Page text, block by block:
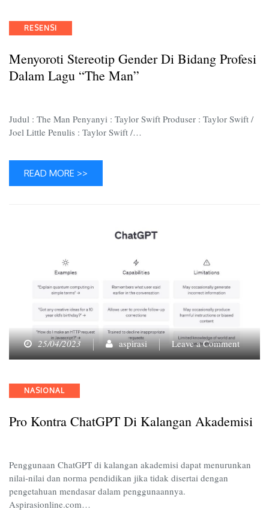
Profesi
Categories
RESENSI
Menyoroti Stereotip Gender Di Bidang Profesi
Dalam Lagu “The Man”
Judul : The Man Penyanyi : Taylor Swift Produser : Taylor Swift /
Joel Little Penulis : Taylor Swift /…
READ MORE >>
25/04/2023 aspirasi Leave a Commenton
Pro
Categories
NASIONAL
Pro Kontra ChatGPT Di Kalangan Akademisi
Penggunaan ChatGPT di kalangan akademisi dapat menurunkan
nilai-nilai dan norma pendidikan jika tidak disertai dengan
pengetahuan mendasar dalam penggunaannya.
Aspirasionline.com…